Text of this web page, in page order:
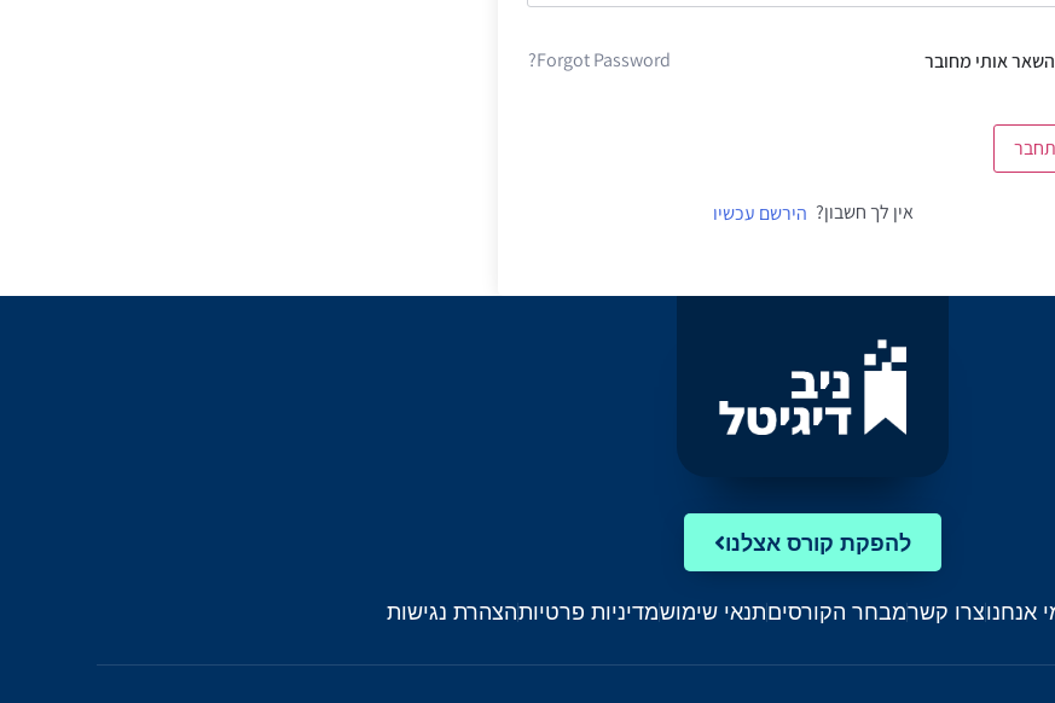
השאר אותי מחובר Forgot Password?
אין לך חשבון? הירשם עכשיו
להפקת קורס אצלנו
אנחנוצרו קשרמבחר הקורסיםתנאי שימושמדיניות פרטיותהצהרת נגישות